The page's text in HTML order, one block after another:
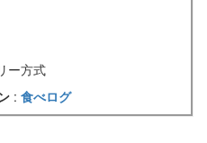
ー方式
: 食べログ